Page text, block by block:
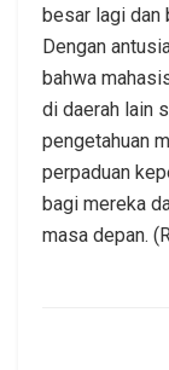
besar lagi dan
Dengan
bahwa
di daerah lain
pengetahuan
perpaduan
bagi mereka
masa depan.